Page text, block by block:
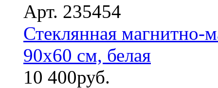
Арт. 235454
Стеклянная магнитно-
90х60 см, белая
10 400руб.